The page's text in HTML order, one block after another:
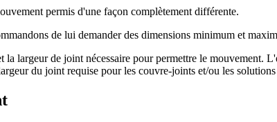
permis d'une façon complètement différente.
de lui demander des dimensions minimum et
largeur de joint nécessaire pour permettre le mouvement.
du joint requise pour les couvre-joints et/ou les